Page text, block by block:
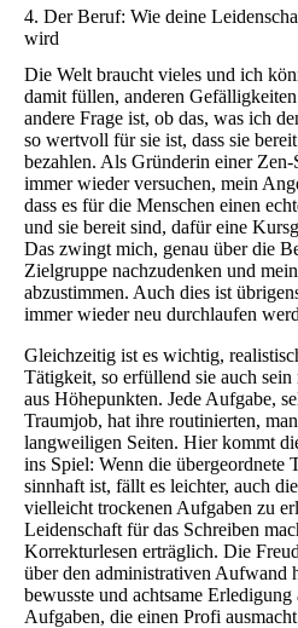
4. Der Beruf: Wie deine
wird
Die Welt braucht vieles und ich
damit füllen, anderen
andere Frage ist, ob das, was ich
so wertvoll für sie ist, dass sie
bezahlen. Als Gründerin einer Zen-
immer wieder versuchen, mein
dass es für die Menschen einen
und sie bereit sind, dafür eine
Das zwingt mich, genau über die
Zielgruppe nachzudenken und
abzustimmen. Auch dies ist
immer wieder neu durchlaufen
Gleichzeitig ist es wichtig,
Tätigkeit, so erfüllend sie auch sein
aus Höhepunkten. Jede Aufgabe,
Traumjob, hat ihre routinierten,
langweiligen Seiten. Hier kommt
ins Spiel: Wenn die übergeordnete
sinnhaft ist, fällt es leichter, auch
vielleicht trockenen Aufgaben zu
Leidenschaft für das Schreiben
Korrekturlesen erträglich. Die
über den administrativen Aufwand
bewusste und achtsame Erledigung
Aufgaben, die einen Profi